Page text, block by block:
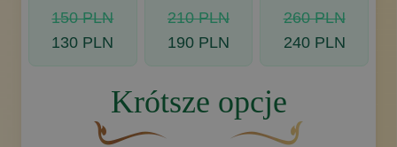
150 PLN
130 PLN
210 PLN
190 PLN
260 PLN
240 PLN
Krótsze opcje